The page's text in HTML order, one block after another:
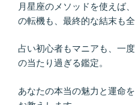
月星座のメソッドを使えば
の転機も、最終的な結末も
占い初心者もマニアも、一
の当たり過ぎる鑑定。
あなたの本当の魅力と運命